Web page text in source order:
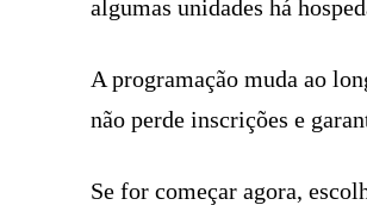
algumas unidades há
A programação muda ao
não perde inscrições e
Se for começar agora,